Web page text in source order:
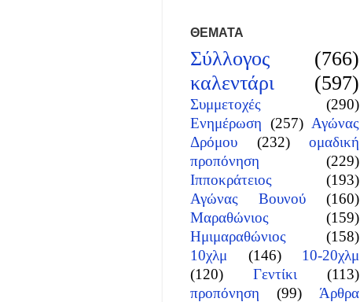
ΘΕΜΑΤΑ
Σύλλογος
(766)
καλεντάρι
(597)
Συμμετοχές
(290)
Ενημέρωση (257) Αγώνας
Δρόμου
(232)
ομαδική
προπόνηση
(229)
Ιπποκράτειος
(193)
Αγώνας Βουνού
(160)
Μαραθώνιος
(159)
Ημιμαραθώνιος
(158)
10χλμ
(146)
10-20χλμ
(120)
Γεντίκι
(113)
προπόνηση
(99)
Άρθρα